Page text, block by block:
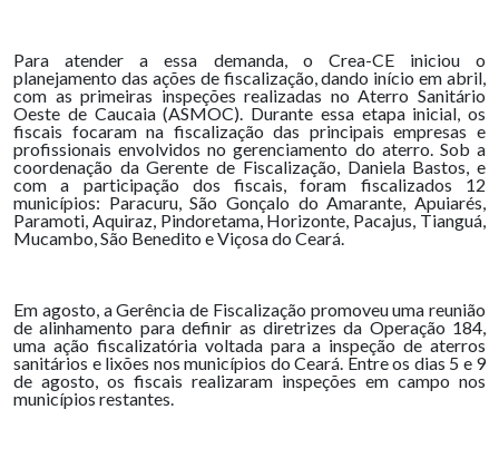
Para atender a essa demanda, o Crea-CE iniciou o
planejamento das ações de fiscalização, dando início em abril,
com as primeiras inspeções realizadas no Aterro Sanitário
Oeste de Caucaia (ASMOC). Durante essa etapa inicial, os
fiscais focaram na fiscalização das principais empresas e
profissionais envolvidos no gerenciamento do aterro. Sob a
coordenação da Gerente de Fiscalização, Daniela Bastos, e
com a participação dos fiscais, foram fiscalizados 12
municípios: Paracuru, São Gonçalo do Amarante, Apuiarés,
Paramoti, Aquiraz, Pindoretama, Horizonte, Pacajus, Tianguá,
Mucambo, São Benedito e Viçosa do Ceará.
Em agosto, a Gerência de Fiscalização promoveu uma reunião
de alinhamento para definir as diretrizes da Operação 184,
uma ação fiscalizatória voltada para a inspeção de aterros
sanitários e lixões nos municípios do Ceará. Entre os dias 5 e 9
de agosto, os fiscais realizaram inspeções em campo nos
municípios restantes.